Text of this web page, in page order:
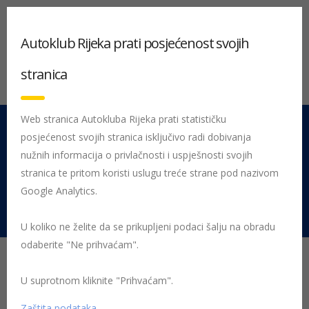
051 212 442 Centrala
Pon - Pet 08:00 - 16:00
Rujevica 9/1, 51000 Rijeka
Objektivno i istinito
izvješćivanje o
Autoklub Rijeka prati posjećenost svojih
stranica
Web stranica Autokluba Rijeka prati statističku
posjećenost svojih stranica isključivo radi dobivanja
nužnih informacija o privlačnosti i uspješnosti svojih
stranica te pritom koristi uslugu treće strane pod nazivom
Google Analytics.
U koliko ne želite da se prikupljeni podaci šalju na obradu
odaberite "Ne prihvaćam".
U suprotnom kliknite "Prihvaćam".